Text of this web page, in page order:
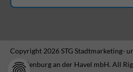
Copyright 2026 STG Stadtmarketing-
Brandenburg an der Havel mbH. All